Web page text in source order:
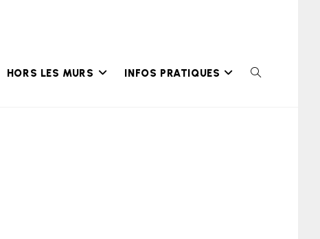
HORS LES MURS INFOS PRATIQUES TOGGLE